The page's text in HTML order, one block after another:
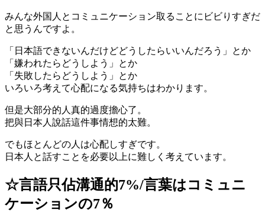
みんな外国人とコミュニケーション取ることにビビりすぎだ
と思うんですよ。
「日本語できないんだけどどうしたらいいんだろう」とか
「嫌われたらどうしよう」とか
「失敗したらどうしよう」とか
いろいろ考えて心配になる気持ちはわかります。
但是大部分的人真的過度擔心了。
把與日本人說話這件事情想的太難。
でもほとんどの人は心配しすぎです。
日本人と話すことを必要以上に難しく考えています。
☆言語只佔溝通的7%/言葉はコミュニ
ケーションの7％